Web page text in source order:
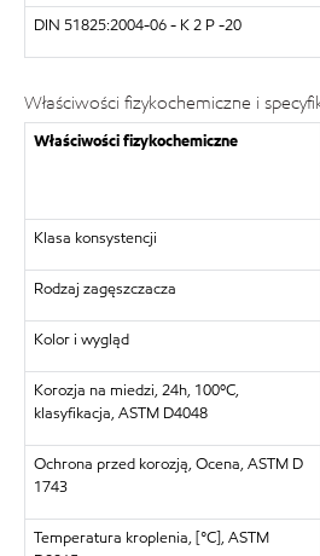
DIN 51825:2004-06 - K 2 P -20
Właściwości fizykochemiczne i
Właściwości fizykochemiczne
Klasa konsystencji
Rodzaj zagęszczacza
Kolor i wygląd
Korozja na miedzi, 24h, 100ºC,
klasyfikacja, ASTM D4048
Ochrona przed korozją, Ocena, ASTM D
1743
Temperatura kroplenia, [°C], ASTM